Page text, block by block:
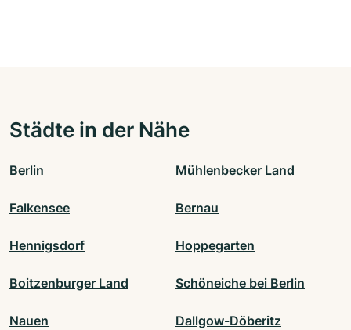
Städte in der Nähe
Berlin Mühlenbecker Land
Falkensee Bernau
Hennigsdorf Hoppegarten
Boitzenburger Land Schöneiche bei Berlin
Nauen Dallgow-Döberitz